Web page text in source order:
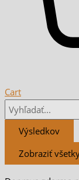
Cart
Výsledkov
Zobraziť